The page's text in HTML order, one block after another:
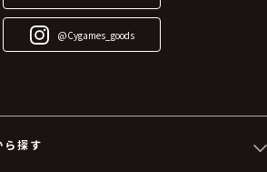
@Cygames_goods
ら探す